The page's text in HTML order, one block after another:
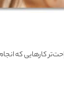
که انجام